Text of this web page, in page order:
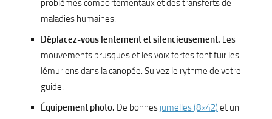
problèmes comportementaux et des transferts de
maladies humaines.
Déplacez-vous lentement et silencieusement. Les
mouvements brusques et les voix fortes font fuir les
lémuriens dans la canopée. Suivez le rythme de votre
guide.
Équipement photo. De bonnes jumelles (8×42) et un